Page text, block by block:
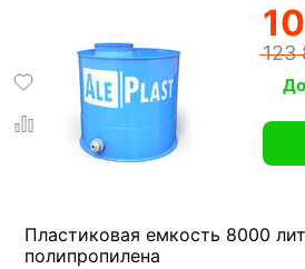
Пластиковая емкость 8000
полипропилена
123